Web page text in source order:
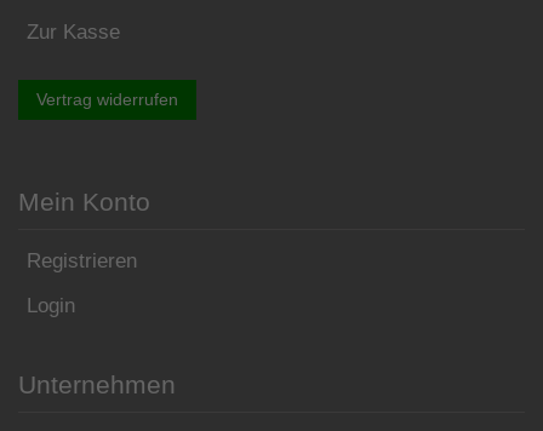
Zur Kasse
Vertrag widerrufen
Mein Konto
Registrieren
Login
Unternehmen